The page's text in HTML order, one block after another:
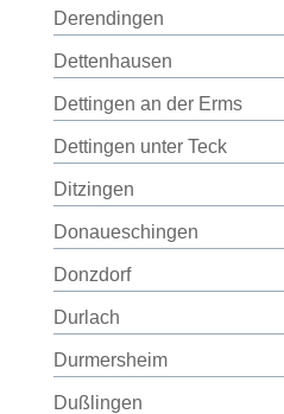
Derendingen
Dettenhausen
Dettingen an der Erms
Dettingen unter Teck
Ditzingen
Donaueschingen
Donzdorf
Durlach
Durmersheim
Dußlingen